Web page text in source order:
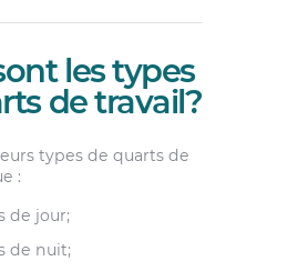
les types
de travail?
types de quarts de
:
de jour;
de nuit;